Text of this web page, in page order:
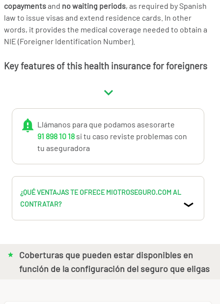
copaymentsand no waiting periods, as required by Spanish
law to issue visas and extend residence cards. In other
words, it provides the medical coverage needed to obtain a
NIE (Foreigner Identification Number).
Key features of this health insurance for foreigners
Nationwide medical network
Unlimited repatriation
Medical emergencies abroadup to 15,000 €
Dental coverage
Preventive medicine programs
Second opinion for diagnoses
Calculate and purchase your insurance now!
Llámanos para que podamos asesorarte
91 898 10 18 si tu caso reviste problemas con
tu aseguradora
¿QUÉ VENTAJAS TE OFRECE MIOTROSEGURO.COM AL
CONTRATAR?
Coberturas que pueden estar disponibles en
función de la configuración del seguro que eligas